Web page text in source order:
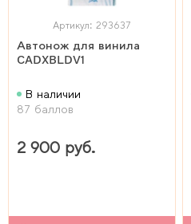
Артикул: 293637
Автонож для винила
CADXBLDV1
В наличии
87 баллов
2 900 руб.